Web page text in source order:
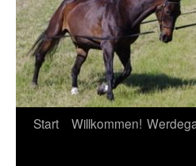
Zum
Start Willkommen!